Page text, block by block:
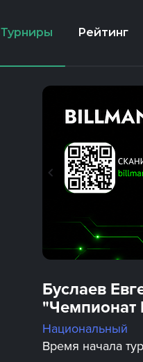
Турниры Рейтинг
Буслаев
"Чемпионат
Национальный
Время начала